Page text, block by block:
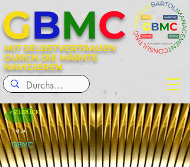
MIT SELBSTVERTRAUEN
DURCH DIE MÄRKTE
NAVIGIEREN
GBMC
< ZURÜCK
7.11.24
GBMC